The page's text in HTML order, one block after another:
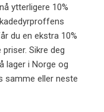
ytterligere 10%
du en ekstra 10%
Sikre deg
lager i Norge og
samme eller neste